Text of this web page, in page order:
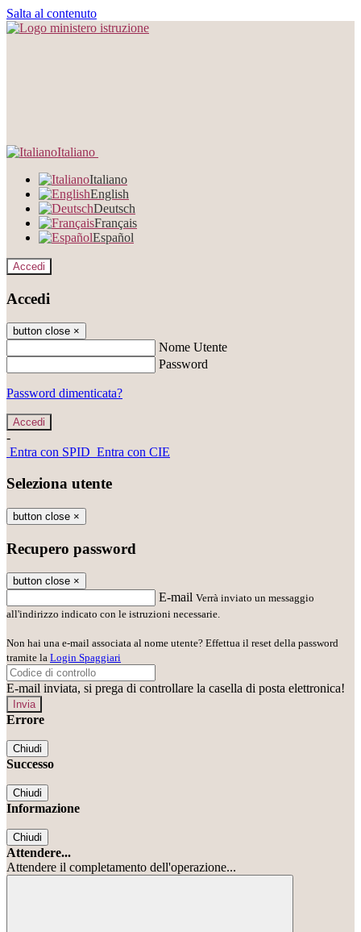
Salta al contenuto
Italiano
Italiano
English
Deutsch
Français
Español
Accedi
Accedi
button close ×
Nome Utente
Password
Password dimenticata?
-
Entra con SPID Entra con CIE
Seleziona utente
button close ×
Recupero password
button close ×
E-mail Verrà inviato un messaggio
all'indirizzo indicato con le istruzioni necessarie.
Non hai una e-mail associata al nome utente? Effettua il reset della password
tramite la Login Spaggiari
E-mail inviata, si prega di controllare la casella di posta elettronica!
Errore
Chiudi
Successo
Chiudi
Informazione
Chiudi
Attendere...
Attendere il completamento dell'operazione...